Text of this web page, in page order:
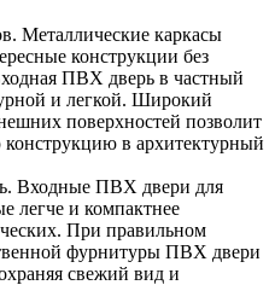
Металлические каркасы
конструкции без
ПВХ дверь в частный
и легкой. Широкий
поверхностей позволит
в архитектурный
Входные ПВХ двери для
легче и компактнее
При правильном
фурнитуры ПВХ двери
свежий вид и